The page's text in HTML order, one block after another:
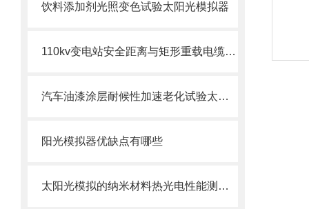
饮料添加剂光照变色试验太阳光模拟器
110kv变电站安全距离与矩形重载电缆组件圆形连接器
汽车油漆涂层耐候性加速老化试验太阳光模拟器
阳光模拟器优缺点有哪些
太阳光模拟的纳米材料热光电性能测试AM0 AM1.5G